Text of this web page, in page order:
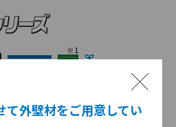
て外壁材をご用意してい
※1
にベース柄として使いやすい商品を